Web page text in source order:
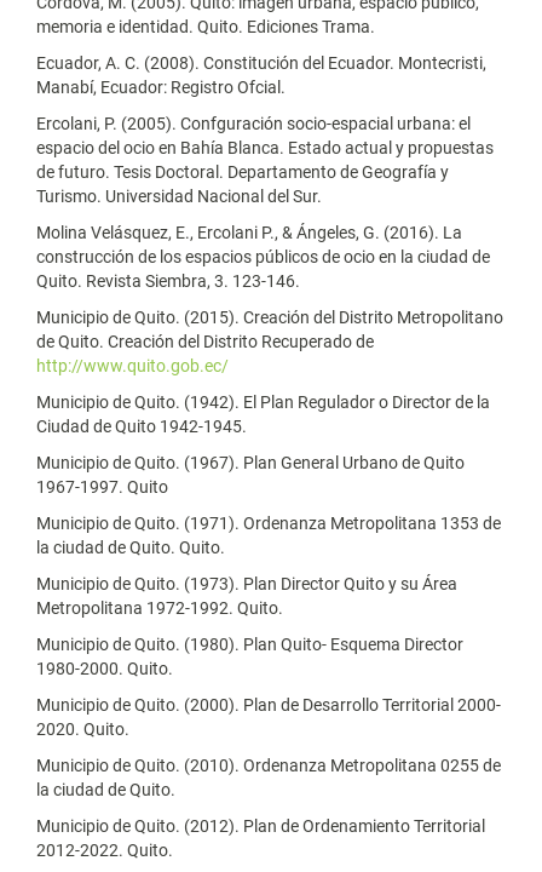
memoria e identidad. Quito. Ediciones Trama.
Ecuador, A. C. (2008). Constitución del Ecuador. Montecristi,
Manabí, Ecuador: Registro Ofcial.
Ercolani, P. (2005). Confguración socio-espacial urbana: el
espacio del ocio en Bahía Blanca. Estado actual y propuestas
de futuro. Tesis Doctoral. Departamento de Geografía y
Turismo. Universidad Nacional del Sur.
Molina Velásquez, E., Ercolani P., & Ángeles, G. (2016). La
construcción de los espacios públicos de ocio en la ciudad de
Quito. Revista Siembra, 3. 123-146.
Municipio de Quito. (2015). Creación del Distrito Metropolitano
de Quito. Creación del Distrito Recuperado de
http://www.quito.gob.ec/
Municipio de Quito. (1942). El Plan Regulador o Director de la
Ciudad de Quito 1942-1945.
Municipio de Quito. (1967). Plan General Urbano de Quito
1967-1997. Quito
Municipio de Quito. (1971). Ordenanza Metropolitana 1353 de
la ciudad de Quito. Quito.
Municipio de Quito. (1973). Plan Director Quito y su Área
Metropolitana 1972-1992. Quito.
Municipio de Quito. (1980). Plan Quito- Esquema Director
1980-2000. Quito.
Municipio de Quito. (2000). Plan de Desarrollo Territorial 2000-
2020. Quito.
Municipio de Quito. (2010). Ordenanza Metropolitana 0255 de
la ciudad de Quito.
Municipio de Quito. (2012). Plan de Ordenamiento Territorial
2012-2022. Quito.